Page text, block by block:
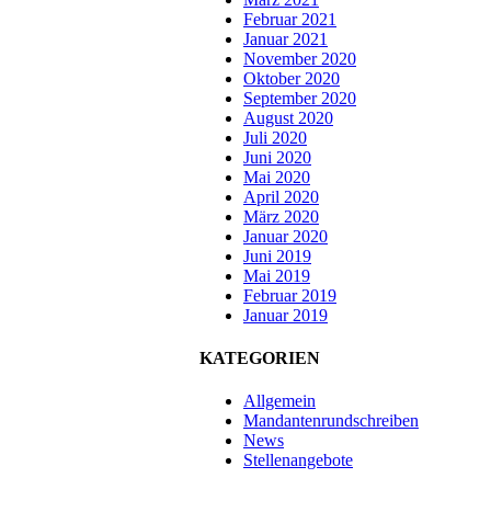
Februar 2021
Januar 2021
November 2020
Oktober 2020
September 2020
August 2020
Juli 2020
Juni 2020
Mai 2020
April 2020
März 2020
Januar 2020
Juni 2019
Mai 2019
Februar 2019
Januar 2019
KATEGORIEN
Allgemein
Mandantenrundschreiben
News
Stellenangebote